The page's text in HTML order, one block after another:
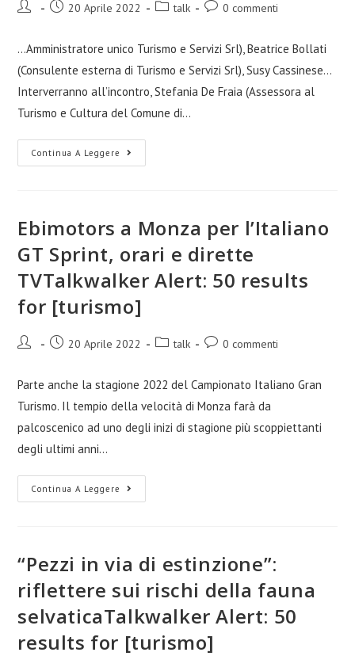
20 Aprile 2022 talk 0 commenti
...Amministratore unico Turismo e Servizi Srl), Beatrice Bollati
(Consulente esterna di Turismo e Servizi Srl), Susy Cassinese...
Interverranno all’incontro, Stefania De Fraia (Assessora al
Turismo e Cultura del Comune di…
Continua A Leggere
Ebimotors a Monza per l’Italiano
GT Sprint, orari e dirette
TVTalkwalker Alert: 50 results
for [turismo]
20 Aprile 2022 talk 0 commenti
Parte anche la stagione 2022 del Campionato Italiano Gran
Turismo. Il tempio della velocità di Monza farà da
palcoscenico ad uno degli inizi di stagione più scoppiettanti
degli ultimi anni…
Continua A Leggere
“Pezzi in via di estinzione”:
riflettere sui rischi della fauna
selvaticaTalkwalker Alert: 50
results for [turismo]